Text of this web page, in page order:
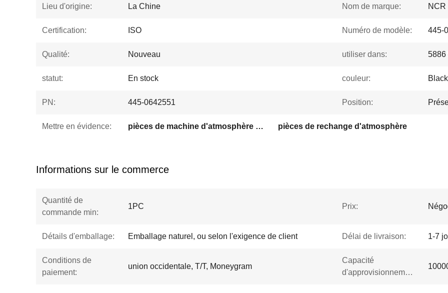
Lieu d'origine: La Chine Nom de marque: NCR
Certification: ISO Numéro de modèle: 445-
Qualité: Nouveau utiliser dans: 5886
statut: En stock couleur: Black
PN: 445-0642551 Position:
Mettre en évidence: pièces de machine d'atmosphère de NCR pièces de rechange d'atmosphère
Informations sur le commerce
Quantité de
commande min:
1PC Prix:
Détails d'emballage: Emballage naturel, ou selon l'exigence de client Délai de livraison: 1-7
Conditions de
paiement:
union occidentale, T/T, Moneygram
Capacité
d'approvisionnement: